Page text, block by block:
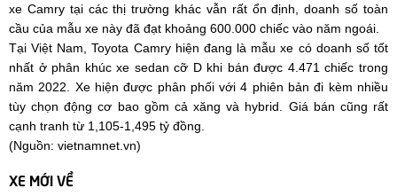
xe Camry tại các thị trường khác vẫn rất ổn định, doanh số toàn
cầu của mẫu xe này đã đạt khoảng 600.000 chiếc vào năm ngoái.
Tại Việt Nam, Toyota Camry hiện đang là mẫu xe có doanh số tốt
nhất ở phân khúc xe sedan cỡ D khi bán được 4.471 chiếc trong
năm 2022. Xe hiện được phân phối với 4 phiên bản đi kèm nhiều
tùy chọn động cơ bao gồm cả xăng và hybrid. Giá bán cũng rất
cạnh tranh từ 1,105-1,495 tỷ đồng.
(Nguồn: vietnamnet.vn)
XE MỚI VỀ